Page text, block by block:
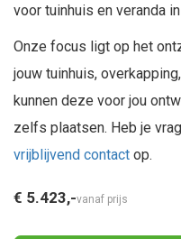
voor tuinhuis en veranda
Onze focus ligt op het
jouw tuinhuis,
kunnen deze voor jou
zelfs plaatsen. Heb je
vrijblijvend contact op.
€ 5.423,-vanaf prijs